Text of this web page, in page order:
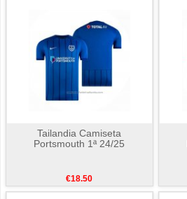
Tailandia Camiseta
Portsmouth 1ª 24/25
€18.50